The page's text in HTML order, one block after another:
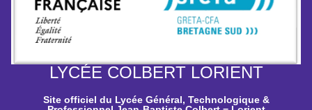
LYCÉE COLBERT LORIENT
Site officiel du Lycée Général, Technologique &